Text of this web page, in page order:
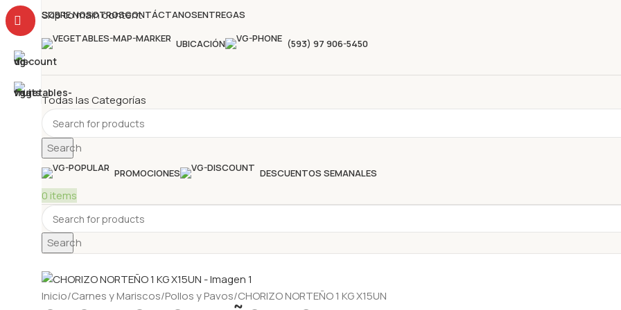
Skip to main content
SOBRE NOSOTROSCONTÁCTANOSENTREGAS
UBICACIÓN (593) 97 906-5450
Todas las Categorías
Search
PROMOCIONES DESCUENTOS SEMANALES
0 items
Search
Inicio Carnes y Mariscos Pollos y Pavos CHORIZO NORTEÑO 1 KG X15UN